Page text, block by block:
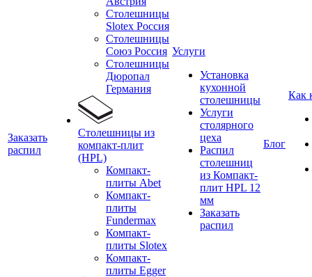
Заказать
распил
Столешницы
Slotex Россия
Столешницы
Союз Россия
Столешницы
Дюропал
Германия
Столешницы из
компакт-плит
(HPL)
Компакт-
плиты Abet
Компакт-
плиты
Fundermax
Компакт-
плиты Slotex
Компакт-
плиты Egger
Услуги
Установка
кухонной
столешницы
Услуги
столярного
цеха
Распил
столешниц
из Компакт-
плит HPL 12
мм
Заказать
распил
Блог
Как